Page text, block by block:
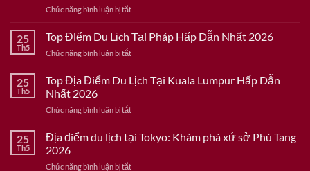
Chức năng bình luận bị tắtở
Phá
Điểm
Du
Bắc
Dẫn
2026
25
Th5
Top Điểm Du Lịch Tại Pháp Hấp Dẫn Nhất 2026
Chức năng bình luận bị tắtở
Điểm
Du
Tại
Hấp
25
Th5
Top Địa Điểm Du Lịch Tại Kuala Lumpur Hấp Dẫn
Nhất 2026
Chức năng bình luận bị tắtở
Địa
Điểm
Lịch
25
Th5
Địa điểm du lịch tại Tokyo: Khám phá xứ sở Phù Tang
2026
Chức năng bình luận bị tắtở